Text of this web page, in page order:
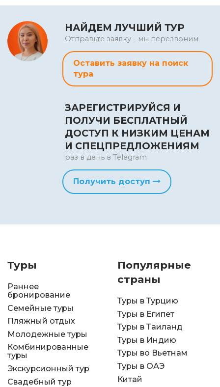
НАЙДЕМ ЛУЧШИЙ ТУР
Отправьте заявку - мы перезвоним
Оставить заявку на поиск
тура
ЗАРЕГИСТРИРУЙСЯ И
ПОЛУЧИ БЕСПЛАТНЫЙ
ДОСТУП К НИЗКИМ ЦЕНАМ
И СПЕЦПРЕДЛОЖЕНИЯМ
раз в день в Telegram
Получить доступ
Туры
Раннее
бронирование
Семейные туры
Пляжный отдых
Молодежные туры
Комбинированные
туры
Экскурсионный тур
Свадебный тур
Популярные
страны
Туры в Турцию
Туры в Египет
Туры в Таиланд
Туры в Индию
Туры во Вьетнам
Туры в ОАЭ
Китай